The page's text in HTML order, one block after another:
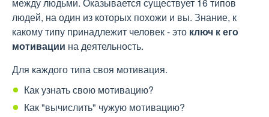
людей, на один из которых похожи и вы. Знание, к
какому типу принадлежит человек - это ключ к его
мотивации на деятельность.
Для каждого типа своя мотивация.
Как узнать свою мотивацию?
Как "вычислить" чужую мотивацию?